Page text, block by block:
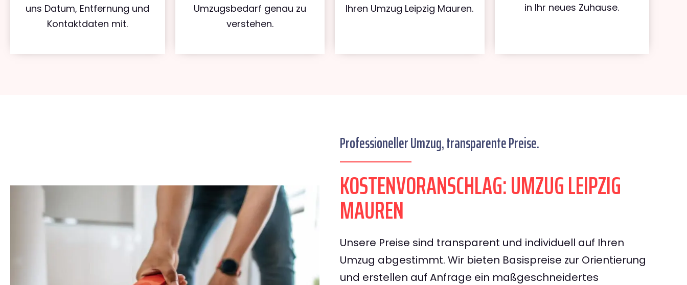
uns Datum, Entfernung und
Kontaktdaten mit.
Umzugsbedarf genau zu
verstehen.
Ihren Umzug Leipzig Mauren.
in Ihr neues Zuhause.
Professioneller Umzug, transparente Preise.
KOSTENVORANSCHLAG: UMZUG LEIPZIG
MAUREN
Unsere Preise sind transparent und individuell auf Ihren
Umzug abgestimmt. Wir bieten Basispreise zur Orientierung
und erstellen auf Anfrage ein maßgeschneidertes